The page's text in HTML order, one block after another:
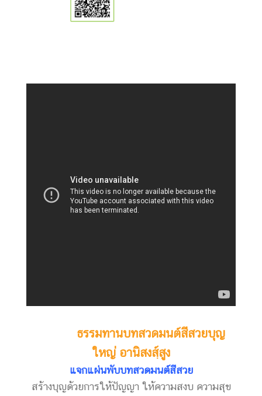
ธรรมทานบทสวดมนต์สีสวยบุญ
ใหญ่ อานิสงสฺ์สูง
แจกแผ่นพับบทสวดมนต์สีสวย
สร้างบุญด้วยการให้ปัญญา ให้ความสงบ ความสุข